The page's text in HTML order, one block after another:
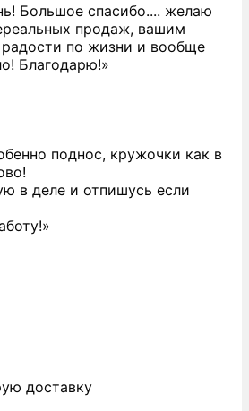
Большое спасибо.... желаю
продаж, вашим
по жизни и вообще
Благодарю!»
поднос, кружочки как в
в деле и отпишусь если
доставку